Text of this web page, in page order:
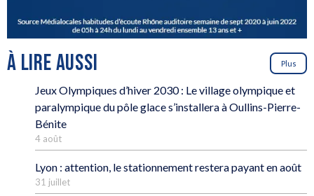
À LIRE AUSSI Plus
Jeux Olympiques d’hiver 2030 : Le village olympique et
paralympique du pôle glace s’installera à Oullins-Pierre-
Bénite
4 août
Lyon : attention, le stationnement restera payant en août
31 juillet